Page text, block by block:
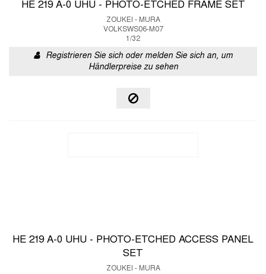
HE 219 A-0 UHU - PHOTO-ETCHED FRAME SET
ZOUKEI - MURA
VOLKSWS06-M07
1/32
Registrieren Sie sich oder melden Sie sich an, um
Händlerpreise zu sehen
HE 219 A-0 UHU - PHOTO-ETCHED ACCESS PANEL
SET
ZOUKEI - MURA